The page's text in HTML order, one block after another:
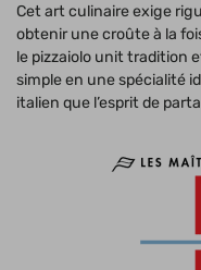
Cet art culinaire exige
obtenir une croûte à la
le pizzaiolo unit tradition
simple en une spécialité
italien que l’esprit de